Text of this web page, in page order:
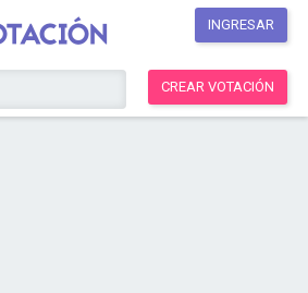
INGRESAR
CREAR VOTACIÓN